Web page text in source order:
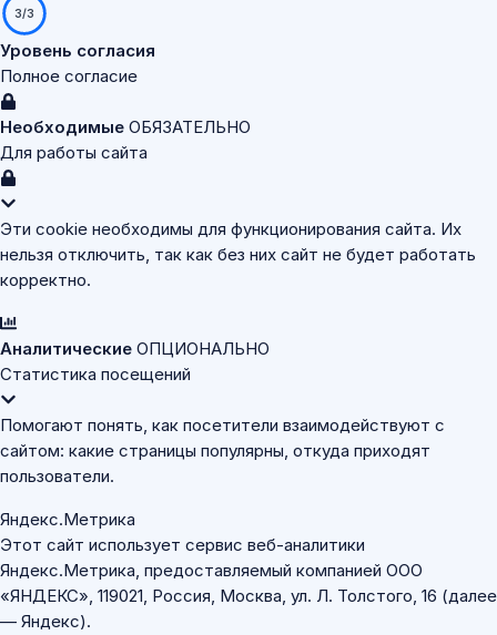
3/3
Уровень согласия
Полное согласие
Необходимые ОБЯЗАТЕЛЬНО
Для работы сайта
Эти cookie необходимы для функционирования сайта. Их
нельзя отключить, так как без них сайт не будет работать
корректно.
Аналитические ОПЦИОНАЛЬНО
Статистика посещений
Помогают понять, как посетители взаимодействуют с
сайтом: какие страницы популярны, откуда приходят
пользователи.
Яндекс.Метрика
Этот сайт использует сервис веб-аналитики
Яндекс.Метрика, предоставляемый компанией ООО
«ЯНДЕКС», 119021, Россия, Москва, ул. Л. Толстого, 16 (далее
— Яндекс).